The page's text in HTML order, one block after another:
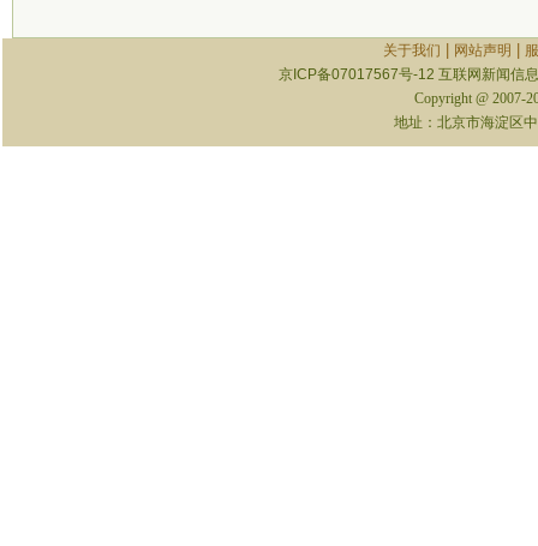
关于我们 网站声明
京ICP备07017567号-12 互联网新闻信
Copyright @ 2007-
地址：北京市海淀区